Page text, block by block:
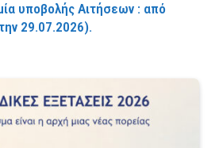
υποβολής Αιτήσεων : από
29.07.2026).